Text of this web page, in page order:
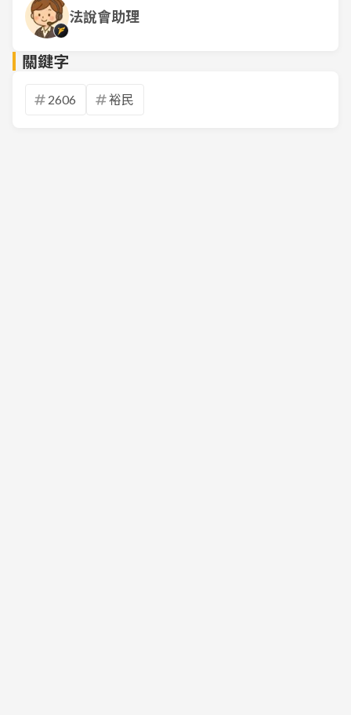
法說會助理
關鍵字
2606 裕民